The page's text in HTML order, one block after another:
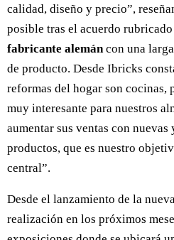
calidad, diseño y precio”,
posible tras el acuerdo
fabricante alemán con una
de producto. Desde Ibricks
reformas del hogar son cocinas,
muy interesante para nuestros
aumentar sus ventas con
productos, que es nuestro
central”.
Desde el lanzamiento de la
realización en los próximos